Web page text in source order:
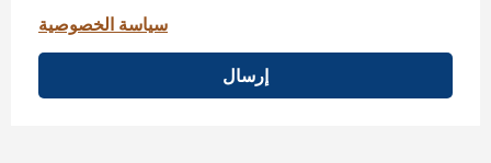
سياسة الخصوصية
إرسال